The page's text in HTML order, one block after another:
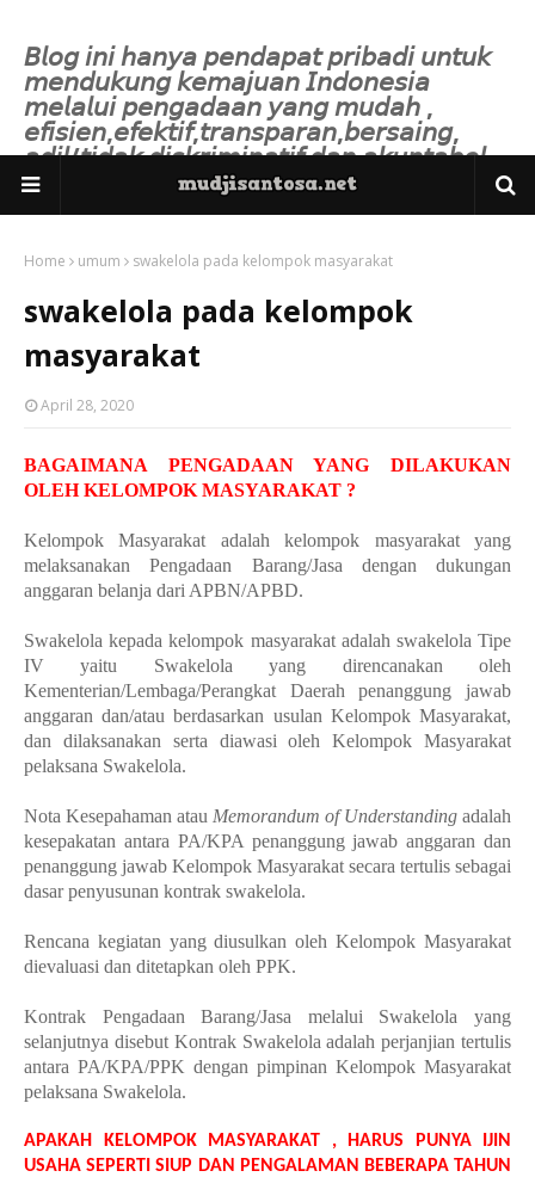
𝘉𝘭𝘰𝘨 𝘪𝘯𝘪 𝘩𝘢𝘯𝘺𝘢 𝘱𝘦𝘯𝘥𝘢𝘱𝘢𝘵 𝘱𝘳𝘪𝘣𝘢𝘥𝘪 𝘶𝘯𝘵𝘶𝘬
𝘮𝘦𝘯𝘥𝘶𝘬𝘶𝘯𝘨 𝘬𝘦𝘮𝘢𝘫𝘶𝘢𝘯 𝘐𝘯𝘥𝘰𝘯𝘦𝘴𝘪𝘢
𝘮𝘦𝘭𝘢𝘭𝘶𝘪 𝘱𝘦𝘯𝘨𝘢𝘥𝘢𝘢𝘯 𝘺𝘢𝘯𝘨 𝘮𝘶𝘥𝘢𝘩 ,
𝘦𝘧𝘪𝘴𝘪𝘦𝘯,𝘦𝘧𝘦𝘬𝘵𝘪𝘧,𝘵𝘳𝘢𝘯𝘴𝘱𝘢𝘳𝘢𝘯,𝘣𝘦𝘳𝘴𝘢𝘪𝘯𝘨,
𝘢𝘥𝘪𝘭/𝘵𝘪𝘥𝘢𝘬 𝘥𝘪𝘴𝘬𝘳𝘪𝘮𝘪𝘯𝘢𝘵𝘪𝘧 𝘥𝘢𝘯 𝘢𝘬𝘶𝘯𝘵𝘢𝘣𝘦𝘭.
Home umum swakelola pada kelompok masyarakat
swakelola pada kelompok
masyarakat
April 28, 2020
BAGAIMANA PENGADAAN YANG DILAKUKAN
OLEH KELOMPOK MASYARAKAT ?
Kelompok Masyarakat adalah kelompok masyarakat yang
melaksanakan Pengadaan Barang/Jasa dengan dukungan
anggaran belanja dari APBN/APBD.
Swakelola kepada kelompok masyarakat adalah swakelola Tipe
IV yaitu Swakelola yang direncanakan oleh
Kementerian/Lembaga/Perangkat Daerah penanggung jawab
anggaran dan/atau berdasarkan usulan Kelompok Masyarakat,
dan dilaksanakan serta diawasi oleh Kelompok Masyarakat
pelaksana Swakelola.
Nota Kesepahaman atau Memorandum of Understanding adalah
kesepakatan antara PA/KPA penanggung jawab anggaran dan
penanggung jawab Kelompok Masyarakat secara tertulis sebagai
dasar penyusunan kontrak swakelola.
Rencana kegiatan yang diusulkan oleh Kelompok Masyarakat
dievaluasi dan ditetapkan oleh PPK.
Kontrak Pengadaan Barang/Jasa melalui Swakelola yang
selanjutnya disebut Kontrak Swakelola adalah perjanjian tertulis
antara PA/KPA/PPK dengan pimpinan Kelompok Masyarakat
pelaksana Swakelola.
APAKAH KELOMPOK MASYARAKAT , HARUS PUNYA IJIN
USAHA SEPERTI SIUP DAN PENGALAMAN BEBERAPA TAHUN